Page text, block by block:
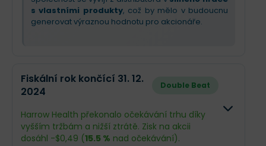
s vlastními produkty, což by mělo v budoucnu
generovat výraznou hodnotu pro akcionáře.
Fiskální rok končící 31. 12.
2024
Double Beat
Harrow Health překonalo očekávání trhu díky
vyšším tržbám a nižší ztrátě. Zisk na akcii
dosáhl -$0,49 (15.5 % nad očekávání).